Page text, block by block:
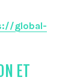
global-
ET